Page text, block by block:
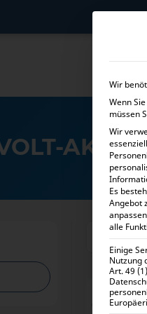
AKKUS
Alle 7
Wir
Wenn
müssen
Wir
Es
Angebot
alle
Einige
Nutzung
Art. 49